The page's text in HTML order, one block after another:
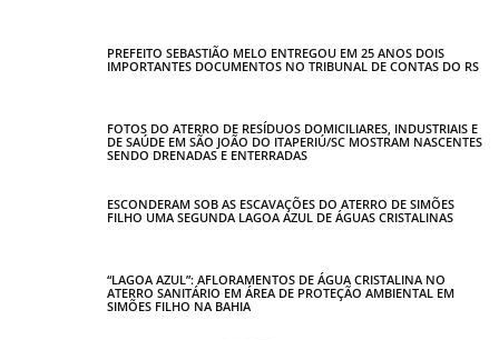
PREFEITO SEBASTIÃO MELO ENTREGOU EM 25 ANOS DOIS
IMPORTANTES DOCUMENTOS NO TRIBUNAL DE CONTAS DO RS
FOTOS DO ATERRO DE RESÍDUOS DOMICILIARES, INDUSTRIAIS E
DE SAÚDE EM SÃO JOÃO DO ITAPERIÚ/SC MOSTRAM NASCENTES
SENDO DRENADAS E ENTERRADAS
ESCONDERAM SOB AS ESCAVAÇÕES DO ATERRO DE SIMÕES
FILHO UMA SEGUNDA LAGOA AZUL DE ÁGUAS CRISTALINAS
“LAGOA AZUL”: AFLORAMENTOS DE ÁGUA CRISTALINA NO
ATERRO SANITÁRIO EM ÁREA DE PROTEÇÃO AMBIENTAL EM
SIMÕES FILHO NA BAHIA